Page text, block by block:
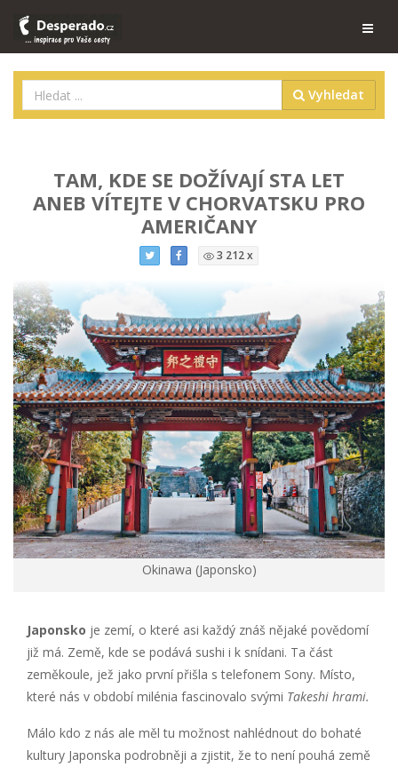
Vyhledat
TAM, KDE SE DOŽÍVAJÍ STA LET
ANEB VÍTEJTE V CHORVATSKU PRO
AMERIČANY
3 212 x
Okinawa (Japonsko)
Japonsko je zemí, o které asi každý znáš nějaké povědomí
již má. Země, kde se podává sushi i k snídani. Ta část
zeměkoule, jež jako první přišla s telefonem Sony. Místo,
které nás v období milénia fascinovalo svými Takeshi hrami.
Málo kdo z nás ale měl tu možnost nahlédnout do bohaté
kultury Japonska podrobněji a zjistit, že to není pouhá země